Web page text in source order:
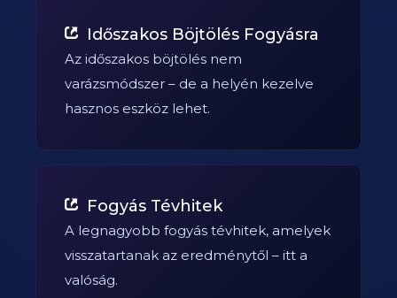
Időszakos Böjtölés Fogyásra
Az időszakos böjtölés nem
varázsmódszer – de a helyén kezelve
hasznos eszköz lehet.
Fogyás Tévhitek
A legnagyobb fogyás tévhitek, amelyek
visszatartanak az eredménytől – itt a
valóság.